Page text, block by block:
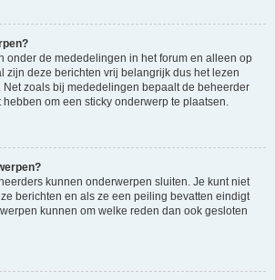
onder de mededelingen in het forum en alleen op
zijn deze berichten vrij belangrijk dus het lezen
zoals bij mededelingen bepaalt de beheerder
om een sticky onderwerp te plaatsen.
kunnen onderwerpen sluiten. Je kunt niet
berichten en als ze een peiling bevatten eindigt
kunnen om welke reden dan ook gesloten